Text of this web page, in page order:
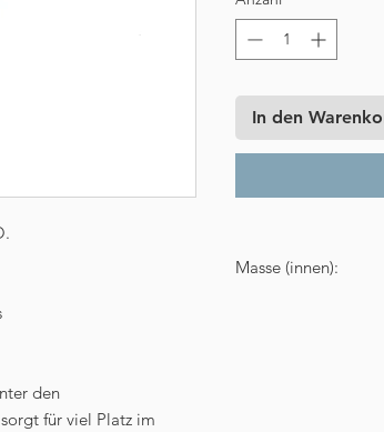
den
für viel Platz im
In den
Masse (innen):